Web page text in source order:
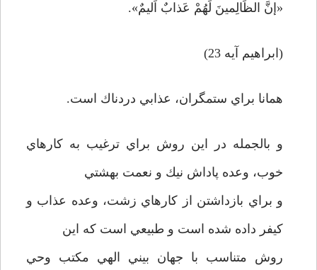
«إنَّ الظَالِمينَ لَهُمْ عَذابٌ اَليمٌ».
(ابراهيم آيه 23)
همانا براي ستمگران، عذابي دردناك است.
و بالجمله در اين روش براي ترغيب به كارهاي
خوب،‌ وعده پاداش نيك و نعمت بهشتي
و براي بازداشتن از كارهاي زشت، وعده عذاب و
كيفر داده شده است و طبيعي است كه اين
روش متناسب با جهان بيني الهي مكتب وحي